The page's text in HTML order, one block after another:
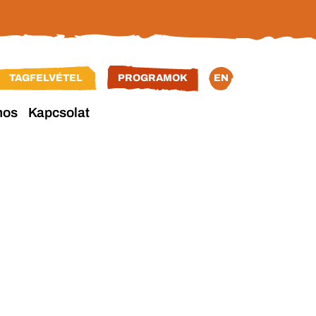
TAGFELVÉTEL PROGRAMOK EN
Kapcsolat